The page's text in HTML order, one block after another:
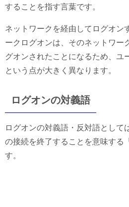
することを指す言葉です。
ネットワークを経由してログオン
ークログオンは、そのネットワー
グオンされたことになるため、ユ
という点が大きく異なります。
ログオンの対義語
ログオンの対義語・反対語として
の接続を終了することを意味する
す。